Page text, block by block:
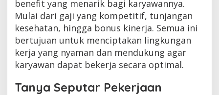
benefit yang menarik bagi karyawannya.
Mulai dari gaji yang kompetitif, tunjangan
kesehatan, hingga bonus kinerja. Semua ini
bertujuan untuk menciptakan lingkungan
kerja yang nyaman dan mendukung agar
karyawan dapat bekerja secara optimal.
Tanya Seputar Pekerjaan